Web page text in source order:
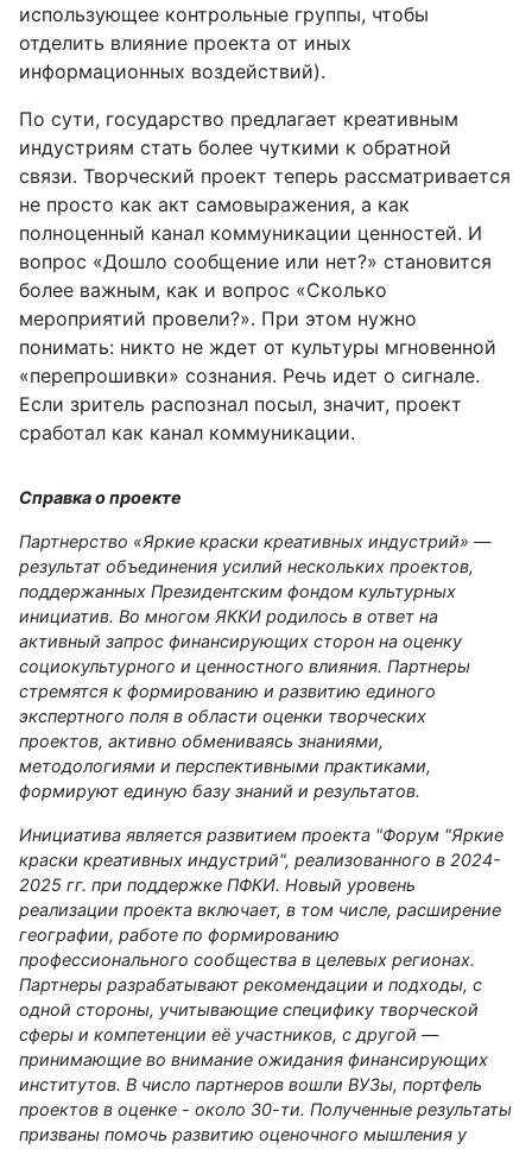
использующее контрольные группы, чтобы
отделить влияние проекта от иных
информационных воздействий).
По сути, государство предлагает креативным
индустриям стать более чуткими к обратной
связи. Творческий проект теперь рассматривается
не просто как акт самовыражения, а как
полноценный канал коммуникации ценностей. И
вопрос «Дошло сообщение или нет?» становится
более важным, как и вопрос «Сколько
мероприятий провели?». При этом нужно
понимать: никто не ждет от культуры мгновенной
«перепрошивки» сознания. Речь идет о сигнале.
Если зритель распознал посыл, значит, проект
сработал как канал коммуникации.
Справка о проекте
Партнерство «Яркие краски креативных индустрий» —
результат объединения усилий нескольких проектов,
поддержанных Президентским фондом культурных
инициатив. Во многом ЯККИ родилось в ответ на
активный запрос финансирующих сторон на оценку
социокультурного и ценностного влияния. Партнеры
стремятся к формированию и развитию единого
экспертного поля в области оценки творческих
проектов, активно обмениваясь знаниями,
методологиями и перспективными практиками,
формируют единую базу знаний и результатов.
Инициатива является развитием проекта "Форум "Яркие
краски креативных индустрий", реализованного в 2024-
2025 гг. при поддержке ПФКИ. Новый уровень
реализации проекта включает, в том числе, расширение
географии, работе по формированию
профессионального сообщества в целевых регионах.
Партнеры разрабатывают рекомендации и подходы, с
одной стороны, учитывающие специфику творческой
сферы и компетенции её участников, с другой —
принимающие во внимание ожидания финансирующих
институтов. В число партнеров вошли ВУЗы, портфель
проектов в оценке - около 30-ти. Полученные результаты
призваны помочь развитию оценочного мышления у